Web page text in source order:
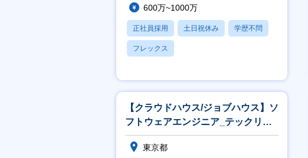
600万~1000万
正社員採用 土日祝休み 学歴不問
フレックス
【クラウドハウス/ジョブハウス】ソ
フトウェアエンジニア_テックリー
ド候補
東京都